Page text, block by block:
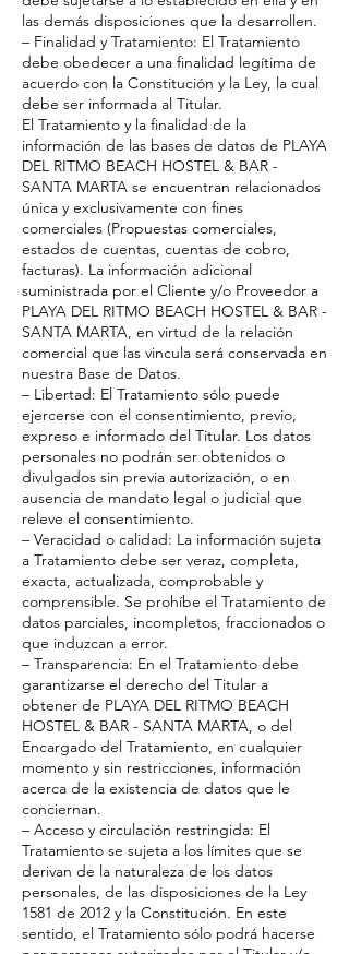
las demás disposiciones que la desarrollen.
– Finalidad y Tratamiento: El Tratamiento
debe obedecer a una finalidad legítima de
acuerdo con la Constitución y la Ley, la cual
debe ser informada al Titular.
El Tratamiento y la finalidad de la
información de las bases de datos de PLAYA
DEL RITMO BEACH HOSTEL & BAR -
SANTA MARTA se encuentran relacionados
única y exclusivamente con fines
comerciales (Propuestas comerciales,
estados de cuentas, cuentas de cobro,
facturas). La información adicional
suministrada por el Cliente y/o Proveedor a
PLAYA DEL RITMO BEACH HOSTEL & BAR -
SANTA MARTA, en virtud de la relación
comercial que las vincula será conservada en
nuestra Base de Datos.
– Libertad: El Tratamiento sólo puede
ejercerse con el consentimiento, previo,
expreso e informado del Titular. Los datos
personales no podrán ser obtenidos o
divulgados sin previa autorización, o en
ausencia de mandato legal o judicial que
releve el consentimiento.
– Veracidad o calidad: La información sujeta
a Tratamiento debe ser veraz, completa,
exacta, actualizada, comprobable y
comprensible. Se prohíbe el Tratamiento de
datos parciales, incompletos, fraccionados o
que induzcan a error.
– Transparencia: En el Tratamiento debe
garantizarse el derecho del Titular a
obtener de PLAYA DEL RITMO BEACH
HOSTEL & BAR - SANTA MARTA, o del
Encargado del Tratamiento, en cualquier
momento y sin restricciones, información
acerca de la existencia de datos que le
conciernan.
– Acceso y circulación restringida: El
Tratamiento se sujeta a los límites que se
derivan de la naturaleza de los datos
personales, de las disposiciones de la Ley
1581 de 2012 y la Constitución. En este
sentido, el Tratamiento sólo podrá hacerse